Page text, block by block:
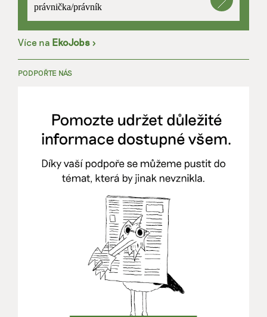
právnička/právník
Více na EkoJobs >
PODPOŘTE NÁS